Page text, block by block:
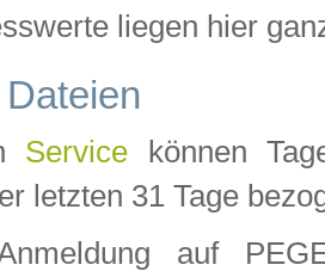
liegen hier
Service können
letzten 31 Tage
auf